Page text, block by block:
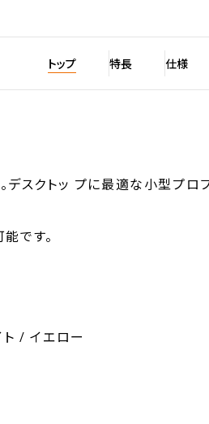
トップ 特長 仕様
スクトッ プに最適な小型プロフ
です。
/ イエロー